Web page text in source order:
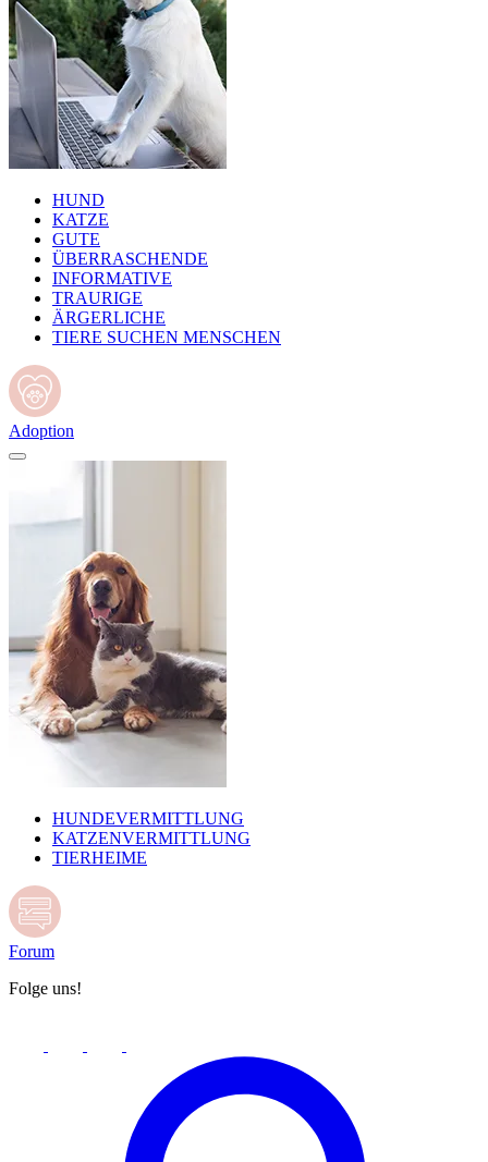
HUND
KATZE
GUTE
ÜBERRASCHENDE
INFORMATIVE
TRAURIGE
ÄRGERLICHE
TIERE SUCHEN MENSCHEN
Adoption
HUNDEVERMITTLUNG
KATZENVERMITTLUNG
TIERHEIME
Forum
Folge uns!